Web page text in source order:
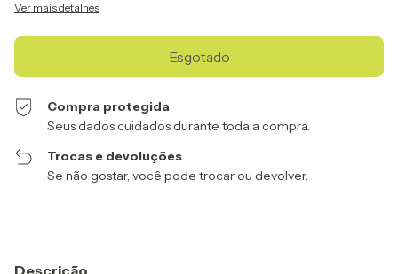
Ver mais detalhes
Compra protegida
Seus dados cuidados durante toda a compra.
Trocas e devoluções
Se não gostar, você pode trocar ou devolver.
Descrição